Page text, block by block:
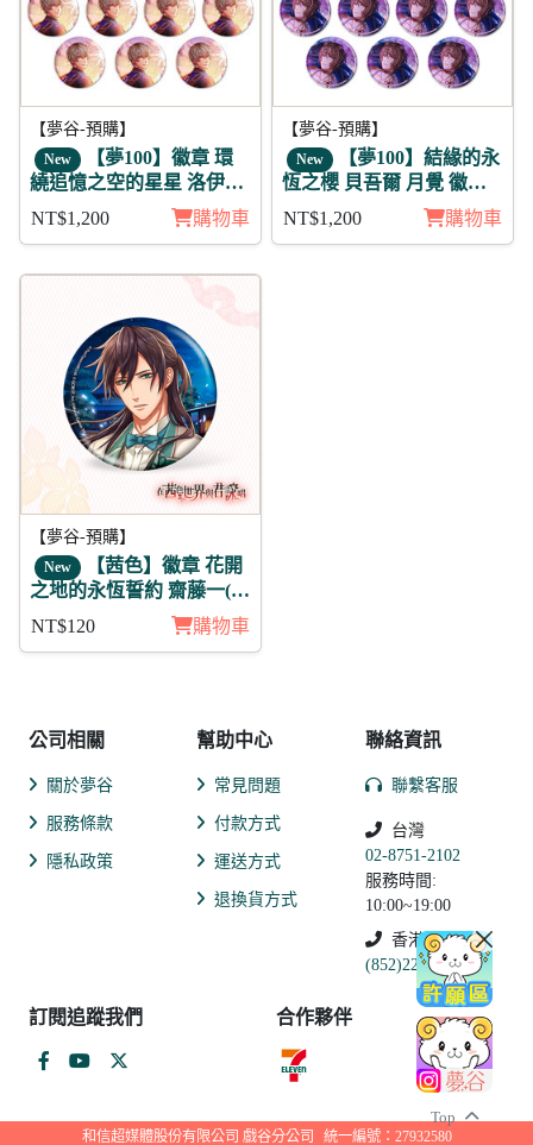
Top
【夢谷-預購】
New 【夢100】徽章 環
繞追憶之空的星星 洛伊艾
11入
NT$1,200 購物車
【夢谷-預購】
New 【夢100】結緣的永
恆之櫻 貝吾爾 月覺 徽章
11入組
NT$1,200 購物車
【夢谷-預購】
New 【茜色】徽章 花開
之地的永恆誓約 齋藤一(陰
NT$120 購物車
公司相關
關於夢谷
服務條款
隱私政策
幫助中心
常見問題
付款方式
運送方式
退換貨方式
聯絡資訊
聯繫客服
台灣
02-8751-2102
服務時間:
10:00~19:00
香港
(852)2250-9311
訂閱追蹤我們 合作夥伴
和信超媒體股份有限公司 戲谷分公司 統一編號：27932580